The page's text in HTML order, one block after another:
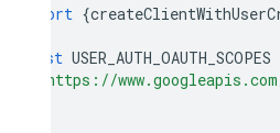
import {
const USER_AUTH_OAUTH_SCOPES
'https://